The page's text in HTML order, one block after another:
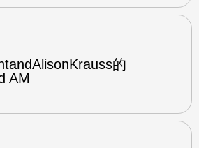
的
AM